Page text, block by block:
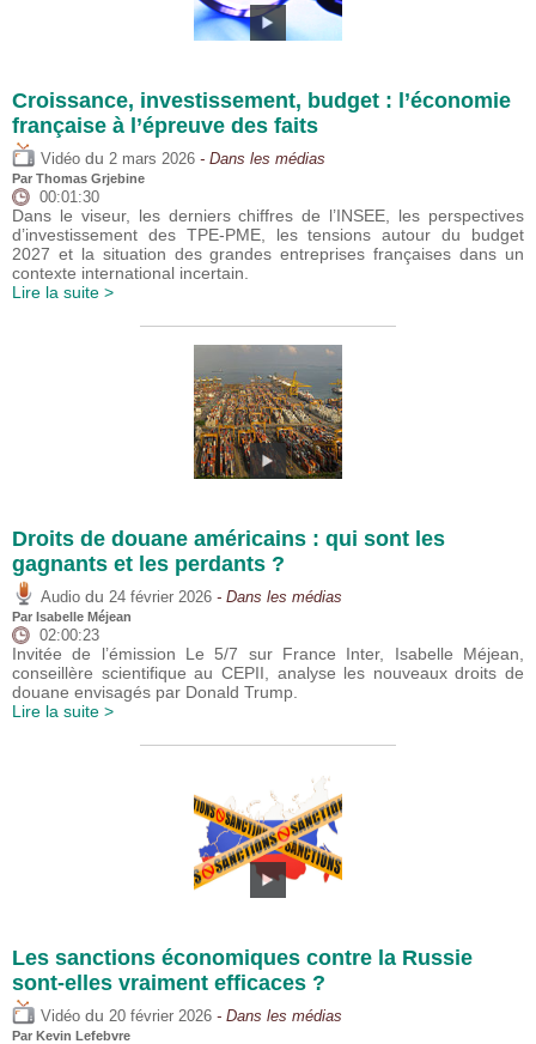
Croissance, investissement, budget : l’économie
française à l’épreuve des faits
Vidéo du 2 mars 2026 - Dans les médias
Par Thomas Grjebine
00:01:30
Dans le viseur, les derniers chiffres de l’INSEE, les perspectives
d’investissement des TPE-PME, les tensions autour du budget
2027 et la situation des grandes entreprises françaises dans un
contexte international incertain.
Lire la suite >
Droits de douane américains : qui sont les
gagnants et les perdants ?
Audio du 24 février 2026 - Dans les médias
Par Isabelle Méjean
02:00:23
Invitée de l’émission Le 5/7 sur France Inter, Isabelle Méjean,
conseillère scientifique au CEPII, analyse les nouveaux droits de
douane envisagés par Donald Trump.
Lire la suite >
Les sanctions économiques contre la Russie
sont-elles vraiment efficaces ?
Vidéo du 20 février 2026 - Dans les médias
Par Kevin Lefebvre